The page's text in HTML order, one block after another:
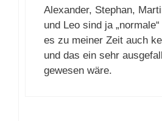
Alexander, Stephan,
und Leo sind ja
es zu meiner Zeit auch
und das ein sehr
gewesen wäre.